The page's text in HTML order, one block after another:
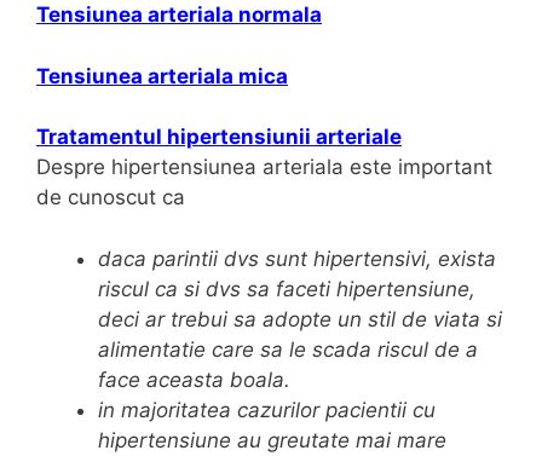
t
n
i
u
a
a
r
t
e
r
i
Tensiunea arteriala normala
Tensiunea arteriala mica
Tratamentul hipertensiunii arteriale
Despre hipertensiunea arteriala este important
de cunoscut ca
daca parintii dvs sunt hipertensivi, exista
riscul ca si dvs sa faceti hipertensiune,
deci ar trebui sa adopte un stil de viata si
alimentatie care sa le scada riscul de a
face aceasta boala.
in majoritatea cazurilor pacientii cu
hipertensiune au greutate mai mare